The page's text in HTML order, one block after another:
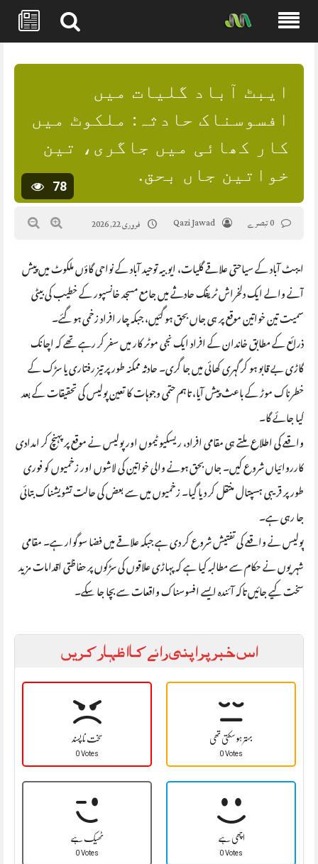
content
ایبٹ آباد گلیات میں
افسوسناک حادثہ: ملکوٹ میں
کار کھائی میں جاگری، تین
خواتین جاں بحق.
78
Qazi Jawad فروری 22, 2026
ایبٹ آباد کے سیاحتی علاقے گلیات، ایوبیہ توحید آباد کے نواحی گاؤں ملکوٹ میں پیش
آنے والے ایک دلخراش ٹریفک حادثے میں جامع مسجد خانسپور کے خطیب کی بیٹی
سمیت تین خواتین موقع پر ہی جاں بحق ہو گئیں، جبکہ چار افراد زخمی ہو گئے۔
ذرائع کے مطابق خاندان کے افراد ایک نجی موٹر کار میں سفر کر رہے تھے کہ اچانک
گاڑی بے قابو ہو کر گہری کھائی میں جا گری۔ حادثہ ممکنہ طور پر تیز رفتاری یا سڑک کے
خطرناک موڑ کے باعث پیش آیا، تاہم حتمی وجوہات کا تعین پولیس کی تحقیقات کے بعد
کیا جائے گا۔
واقعے کی اطلاع ملتے ہی مقامی افراد، ریسکیو ٹیموں اور پولیس نے موقع پر پہنچ کر امدادی
کارروائیاں شروع کیں۔ جاں بحق ہونے والی خواتین کی لاشوں اور زخمیوں کو فوری
طور پر قریبی ہسپتال منتقل کر دیا گیا۔ زخمیوں میں سے بعض کی حالت تشویشناک بتائی
جا رہی ہے۔
پولیس نے واقعے کی تفتیش شروع کر دی ہے جبکہ علاقے میں فضا سوگوار ہے۔ مقامی
شہریوں نے حکام سے مطالبہ کیا ہے کہ پہاڑی علاقوں کی سڑکوں پر حفاظتی اقدامات مزید
سخت کیے جائیں تاکہ آئندہ ایسے افسوسناک واقعات سے بچا جا سکے۔
اس خبر پر اپنی رائے کا اظہار کریں
سخت نا پسند
0 Votes
بہتر ہو سکتی تھی
0 Votes
ٹھیک ہے
0 Votes
اچھی ہے
0 Votes